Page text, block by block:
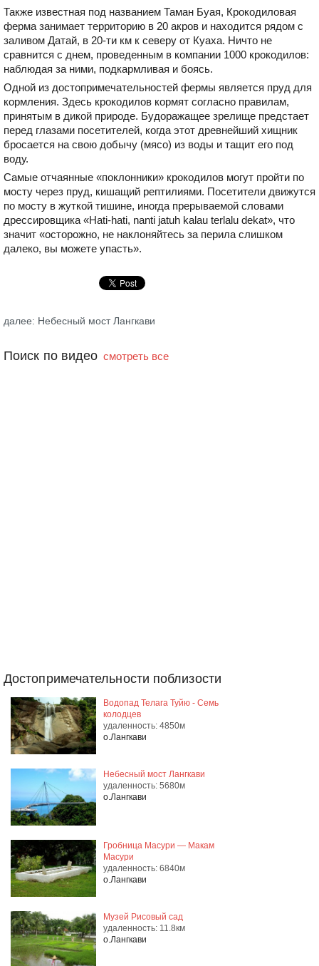
Также известная под названием Таман Буая, Крокодиловая
ферма занимает территорию в 20 акров и находится рядом с
заливом Датай, в 20-ти км к северу от Куаха. Ничто не
сравнится с днем, проведенным в компании 1000 крокодилов:
наблюдая за ними, подкармливая и боясь.
Одной из достопримечательностей фермы является пруд для
кормления. Здесь крокодилов кормят согласно правилам,
принятым в дикой природе. Будоражащее зрелище предстает
перед глазами посетителей, когда этот древнейший хищник
бросается на свою добычу (мясо) из воды и тащит его под
воду.
Самые отчаянные «поклонники» крокодилов могут пройти по
мосту через пруд, кишащий рептилиями. Посетители движутся
по мосту в жуткой тишине, иногда прерываемой словами
дрессировщика «Hati-hati, nanti jatuh kalau terlalu dekat», что
значит «осторожно, не наклоняйтесь за перила слишком
далеко, вы можете упасть».
далее: Небесный мост Лангкави
Поиск по видео смотреть все
Достопримечательности поблизости
Водопад Телага Туйю - Семь
колодцев
удаленность: 4850м
о.Лангкави
Небесный мост Лангкави
удаленность: 5680м
о.Лангкави
Гробница Масури — Макам
Масури
удаленность: 6840м
о.Лангкави
Музей Рисовый сад
удаленность: 11.8км
о.Лангкави